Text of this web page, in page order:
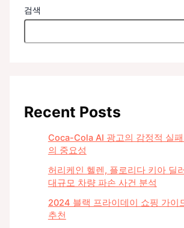
검색
Recent Posts
Coca-Cola AI 광고의 감정적 실
의 중요성
허리케인 헬렌, 플로리다 키아 딜
대규모 차량 파손 사건 분석
2024 블랙 프라이데이 쇼핑 가이
추천